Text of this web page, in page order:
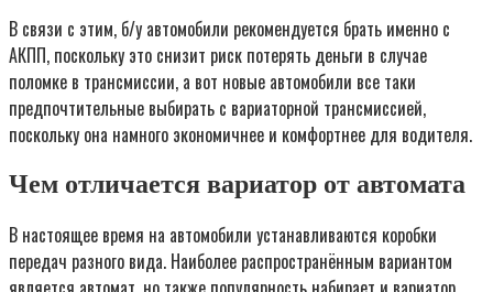
В связи с этим, б/у автомобили рекомендуется брать именно с
АКПП, поскольку это снизит риск потерять деньги в случае
поломке в трансмиссии, а вот новые автомобили все таки
предпочтительные выбирать с вариаторной трансмиссией,
поскольку она намного экономичнее и комфортнее для водителя.
Чем отличается вариатор от автомата
В настоящее время на автомобили устанавливаются коробки
передач разного вида. Наиболее распространённым вариантом